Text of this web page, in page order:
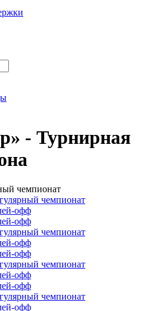
- Турнирная
чемпионат
чемпионат
офф
офф
чемпионат
офф
офф
чемпионат
офф
офф
чемпионат
офф